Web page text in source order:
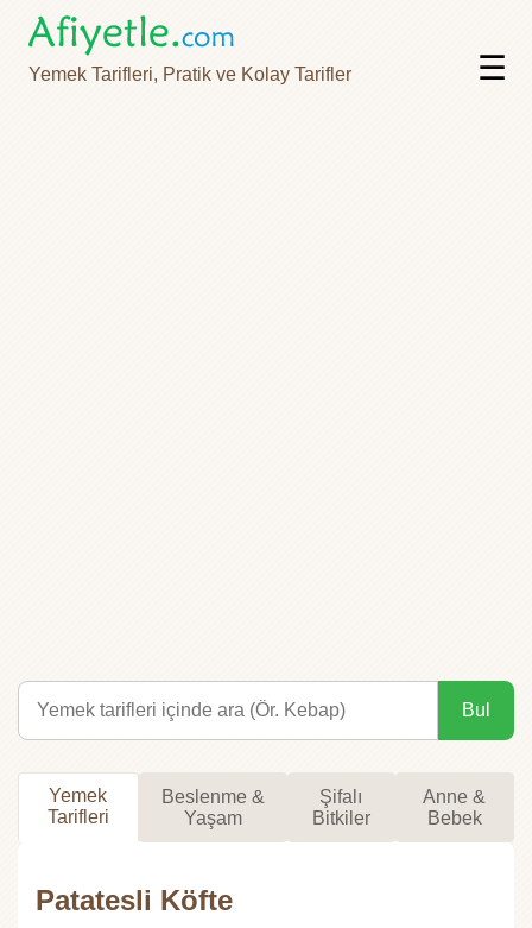
Yemek Tarifleri, Pratik ve Kolay Tarifler ☰
Bul
Yemek
Tarifleri
Beslenme &
Yaşam
Şifalı
Bitkiler
Anne &
Bebek
Patatesli Köfte